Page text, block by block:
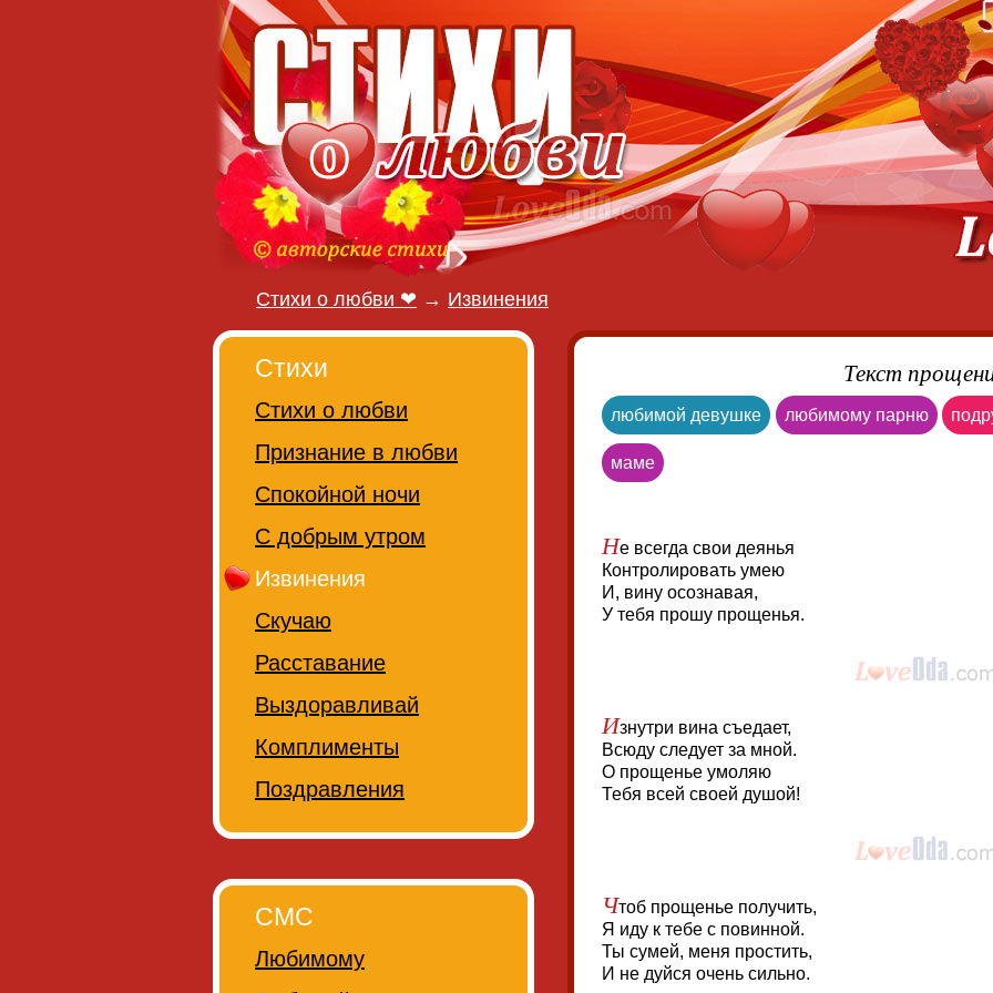
Стихи о любви ❤ → Извинения
Текст
любимой девушке любимому парню
маме
Не всегда свои деянья
Контролировать умею
И, вину осознавая,
У тебя прошу прощенья.
Изнутри вина съедает,
Всюду следует за мной.
О прощенье умоляю
Тебя всей своей душой!
Чтоб прощенье получить,
Я иду к тебе с повинной.
Ты сумей, меня простить,
И не дуйся очень сильно.
Стихи
Стихи о любви
Признание в любви
Спокойной ночи
С добрым утром
Извинения
Скучаю
Расставание
Выздоравливай
Комплименты
Поздравления
СМС
Любимому